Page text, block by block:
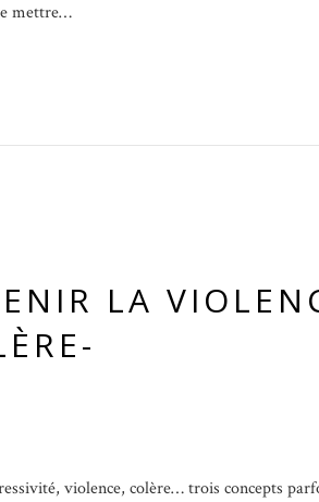
mettre…
LA
violence, colère… trois concepts